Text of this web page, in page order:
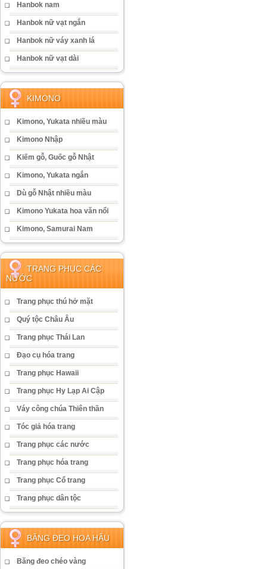
Hanbok nam
Hanbok nữ vạt ngắn
Hanbok nữ váy xanh lá
Hanbok nữ vạt dài
KIMONO
Kimono, Yukata nhiều màu
Kimono Nhập
Kiếm gỗ, Guốc gỗ Nhật
Kimono, Yukata ngắn
Dù gỗ Nhật nhiều màu
Kimono Yukata hoa văn nổi
Kimono, Samurai Nam
TRANG PHỤC CÁC
NƯỚC
Trang phục thú hở mặt
Quý tộc Châu Âu
Trang phục Thái Lan
Đạo cụ hóa trang
Trang phục Hawaii
Trang phục Hy Lạp Ai Cập
Váy công chúa Thiên thần
Tóc giả hóa trang
Trang phục các nước
Trang phục hóa trang
Trang phục Cổ trang
Trang phục dân tộc
BĂNG ĐEO HOA HẬU
Băng đeo chéo vàng